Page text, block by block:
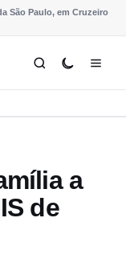
São Paulo, em Cruzeiro
a
de